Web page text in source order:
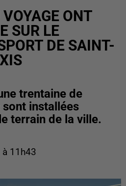
ONT
SUR LE
DE SAINT-
trentaine de
installées
terrain de la ville.
11h43